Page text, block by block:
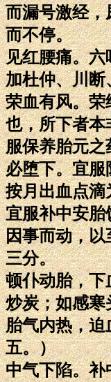
而漏号激经，
而不停。
见红腰痛。六
加杜仲、川断
荣血有风。荣
也，所下者本
服保养胎元之
必堕下。宜服
按月出血点滴
宜服补中安胎
因事而动，以
三分。
顿仆动胎，下
炒炭；如感寒
胎气内热，迫
五。）
中气下陷。补